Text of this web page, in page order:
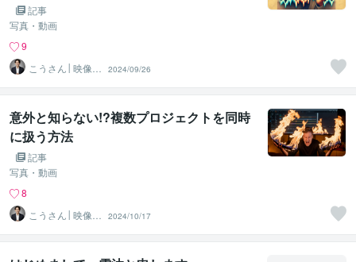
記事
写真・動画
9
こうさん│映像×
AI×SNS
2024/09/26
意外と知らない!?複数プロジェクトを同時
に扱う方法
記事
写真・動画
8
こうさん│映像×
AI×SNS
2024/10/17